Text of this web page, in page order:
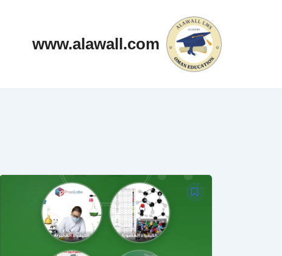
www.alawall.com
السعر
الأصلي
هو:
370,000 EGP.
السعر
الحالي
هو:
350,000 EGP.